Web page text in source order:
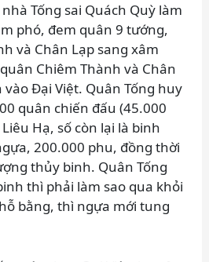
Tống sai Quách Quỳ làm
phó, đem quân 9 tướng,
và Chân Lạp sang xâm
Chiêm Thành và Chân
Đại Việt. Quân Tống huy
quân chiến đấu (45.000
Hạ, số còn lại là binh
200.000 phu, đồng thời
thủy binh. Quân Tống
thì phải làm sao qua khỏi
bằng, thì ngựa mới tung